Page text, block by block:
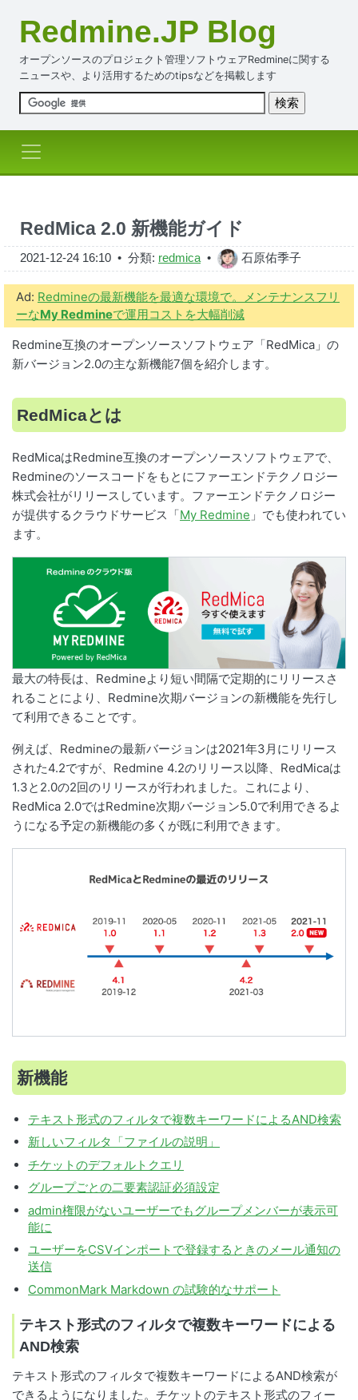
Redmine.JP Blog
オープンソースのプロジェクト管理ソフトウェアRedmineに関する
ニュースや、より活用するためのtipsなどを掲載します
RedMica 2.0 新機能ガイド
2021-12-24 16:10 • 分類: redmica • 石原佑季子
Ad: Redmineの最新機能を最適な環境で。メンテナンスフリ
ーなMy Redmineで運用コストを大幅削減
Redmine互換のオープンソースソフトウェア「RedMica」の
新バージョン2.0の主な新機能7個を紹介します。
RedMicaとは
RedMicaはRedmine互換のオープンソースソフトウェアで、
Redmineのソースコードをもとにファーエンドテクノロジー
株式会社がリリースしています。ファーエンドテクノロジー
が提供するクラウドサービス「My Redmine 」でも使われてい
ます。
最大の特長は、Redmineより短い間隔で定期的にリリースさ
れることにより、Redmine次期バージョンの新機能を先行し
て利用できることです。
例えば、Redmineの最新バージョンは2021年3月にリリース
された4.2ですが、Redmine 4.2のリリース以降、RedMicaは
1.3と2.0の2回のリリースが行われました。これにより、
RedMica 2.0ではRedmine次期バージョン5.0で利用できるよ
うになる予定の新機能の多くが既に利用できます。
新機能
テキスト形式のフィルタで複数キーワードによるAND検索
新しいフィルタ「ファイルの説明」
チケットのデフォルトクエリ
グループごとの二要素認証必須設定
admin権限がないユーザーでもグループメンバーが表示可
能に
ユーザーをCSVインポートで登録するときのメール通知の
送信
CommonMark Markdown の試験的なサポート
テキスト形式のフィルタで複数キーワードによる
AND検索
テキスト形式のフィルタで複数キーワードによるAND検索が
できるようになりました。チケットのテキスト形式のフィー